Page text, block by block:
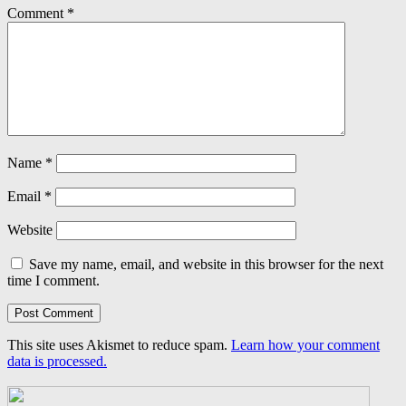
Comment *
Name *
Email *
Website
Save my name, email, and website in this browser for the next
time I comment.
This site uses Akismet to reduce spam. Learn how your comment
data is processed.